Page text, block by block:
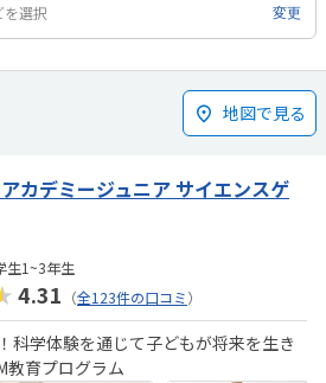
を選択 変更
地図で見る
カデミージュニア サイエンスゲ
生1~3年生
4.31 （全123件の口コミ）
科学体験を通じて子どもが将来を生き
教育プログラム